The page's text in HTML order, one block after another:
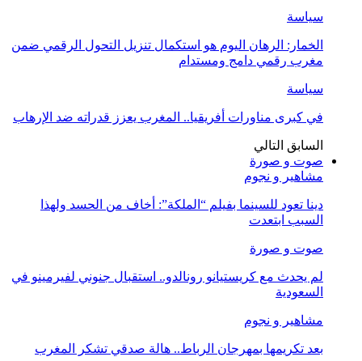
سياسة
الخمار: الرهان اليوم هو استكمال تنزيل التحول الرقمي ضمن
مغرب رقمي دامج ومستدام
سياسة
في كبرى مناورات أفريقيا.. المغرب يعزز قدراته ضد الإرهاب
السابق التالي
صوت و صورة
مشاهير و نجوم
دينا تعود للسينما بفيلم “الملكة”: أخاف من الحسد ولهذا
السبب ابتعدت
صوت و صورة
لم يحدث مع كريستيانو رونالدو.. استقبال جنوني لفيرمينو في
السعودية
مشاهير و نجوم
بعد تكريمها بمهرجان الرباط.. هالة صدقي تشكر المغرب